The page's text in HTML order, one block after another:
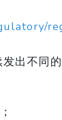
出不同